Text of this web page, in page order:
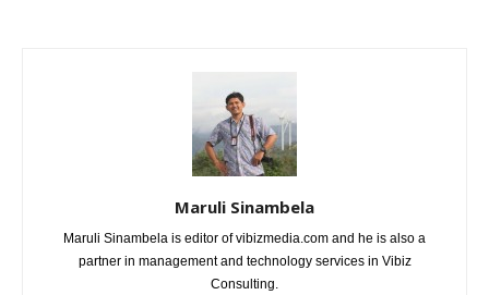
Maruli Sinambela
Maruli Sinambela is editor of vibizmedia.com and he is also a
partner in management and technology services in Vibiz
Consulting.